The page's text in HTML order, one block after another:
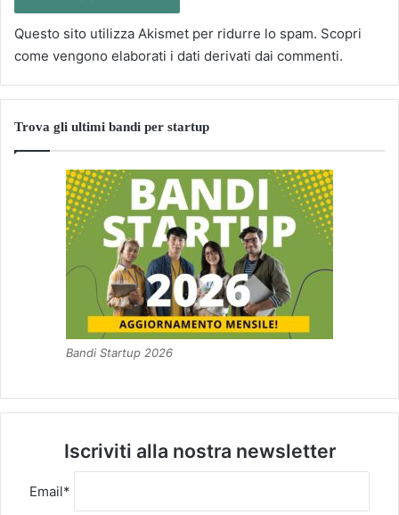
Questo sito utilizza Akismet per ridurre lo spam. Scopri
come vengono elaborati i dati derivati dai commenti.
Trova gli ultimi bandi per startup
Bandi Startup 2026
Iscriviti alla nostra newsletter
Email*